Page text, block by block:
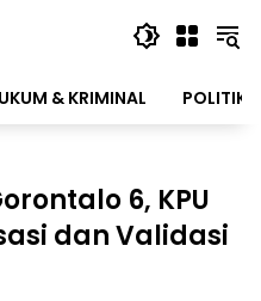
& KRIMINAL POLITIK
6, KPU
dan Validasi